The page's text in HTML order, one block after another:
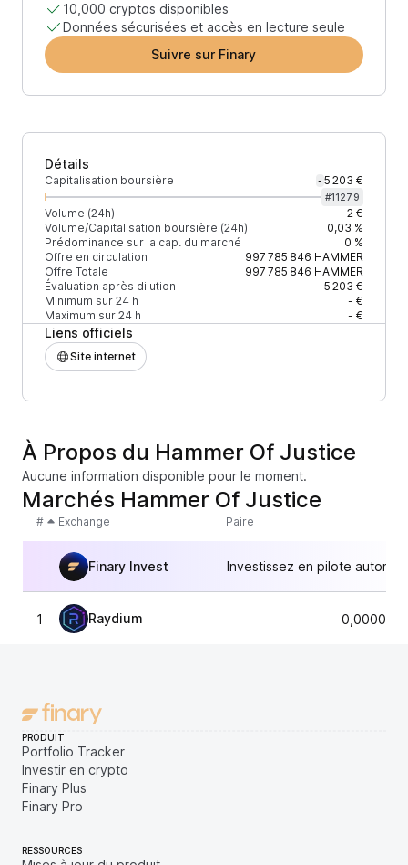
10,000 cryptos disponibles
Données sécurisées et accès en lecture seule
Suivre sur Finary
Détails
Capitalisation boursière - 5 203 €
#11279
Volume (24h)
2 €
Volume/Capitalisation boursière (24h)
0,03 %
Prédominance sur la cap. du marché
0 %
Offre en circulation
997 785 846 HAMMER
Offre Totale
997 785 846 HAMMER
Évaluation après dilution
5 203 €
Minimum sur 24 h
- €
Maximum sur 24 h
- €
Liens officiels
Site internet
À Propos du Hammer Of Justice
Aucune information disponible pour le moment.
Marchés Hammer Of Justice
# Exchange Paire
Finary Invest Investissez en pilote
1 Raydium
PRODUIT
Portfolio Tracker
Investir en crypto
Finary Plus
Finary Pro
RESSOURCES